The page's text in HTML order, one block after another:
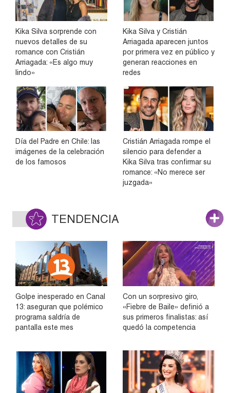
Kika Silva sorprende con
nuevos detalles de su
romance con Cristián
Arriagada: «Es algo muy
lindo»
Kika Silva y Cristián
Arriagada aparecen juntos
por primera vez en público y
generan reacciones en
redes
Día del Padre en Chile: las
imágenes de la celebración
de los famosos
Cristián Arriagada rompe el
silencio para defender a
Kika Silva tras confirmar su
romance: «No merece ser
juzgada»
TENDENCIA
Golpe inesperado en Canal
13: aseguran que polémico
programa saldría de
pantalla este mes
Con un sorpresivo giro,
«Fiebre de Baile» definió a
sus primeros finalistas: así
quedó la competencia